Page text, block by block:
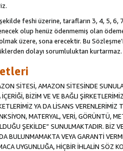
feshi üzerine, tarafların 3, 4, 5,
olup henüz ödenmemiş olan
üzere, sona erecektir. Bu
dolayı sorumluluktan kurtarmaz.
SİTESİ, AMAZON SİTESİNDE
BİZİM VE VE BAĞLI
YA DA LİSANS
MATERYAL, VERİ, GÖRÜNTÜ,
ŞEKİLDE” SUNULMAKTADIR. BİZ
BULUNMAMAKTA VEYA GARANTİ
UYGUNLUĞA, HİÇBİR İHLALİN SÖZ